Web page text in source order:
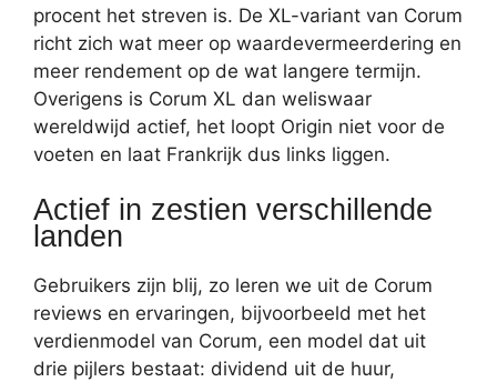
procent het streven is. De XL-variant van Corum
richt zich wat meer op waardevermeerdering en
meer rendement op de wat langere termijn.
Overigens is Corum XL dan weliswaar
wereldwijd actief, het loopt Origin niet voor de
voeten en laat Frankrijk dus links liggen.
Actief in zestien verschillende
landen
Gebruikers zijn blij, zo leren we uit de Corum
reviews en ervaringen, bijvoorbeeld met het
verdienmodel van Corum, een model dat uit
drie pijlers bestaat: dividend uit de huur,